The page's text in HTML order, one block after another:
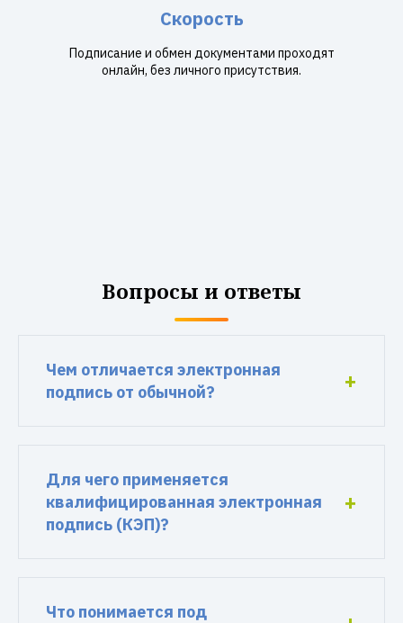
Скорость
Подписание и обмен документами проходят
онлайн, без личного присутствия.
Вопросы и ответы
Чем отличается электронная
подпись от обычной?
Для чего применяется
квалифицированная электронная
подпись (КЭП)?
Что понимается под